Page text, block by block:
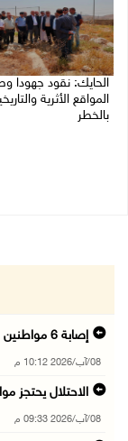
الحايك: نقود جهودا
المواقع الأثرية
بالخطر
إصابة 6 مواطنين خلال هجوم لمستعمرين إرهابيين ...
08/آب/2026 10:12 م
الاحتلال يحتجز
08/آب/2026 09:33 م